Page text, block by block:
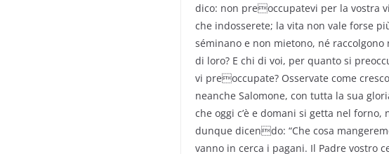
dico: non preoccupatevi per la vostra
che indosserete; la vita non vale forse
séminano e non mietono, né
di loro? E chi di voi, per quanto si
vi preoccupate? Osservate come
neanche Salomone, con tutta la sua
che oggi c’è e domani si getta nel
dunque dicendo: “Che cosa
vanno in cerca i pagani. Il Padre vostro